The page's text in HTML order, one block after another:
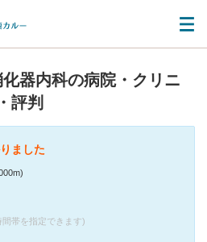
器内科の病院・クリニ
評判
ました
帯を指定できます)